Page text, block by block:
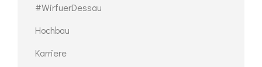
#WirfuerDessau
Hochbau
Karriere